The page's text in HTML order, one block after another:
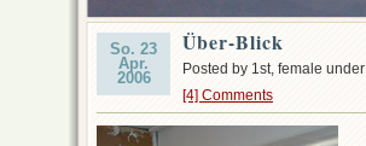
So. 23
Apr.
2006
Über-Blick
Posted by 1st, female under
[4] Comments